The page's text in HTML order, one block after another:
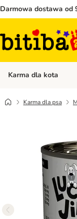
Darmowa dostawa od
Karma dla kota
Karma dla psa